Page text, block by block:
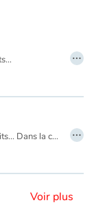
…
Dans ma maison, j’entends des bruits... Dans la cuisine, j’entends « GLOUPS » et dans la salle de bains, j’entends « PLOOOC » et dans la cave, j’entends « CROA ». Mais qui peut bien faire des bruits aussi bizarres ? …
Voir plus